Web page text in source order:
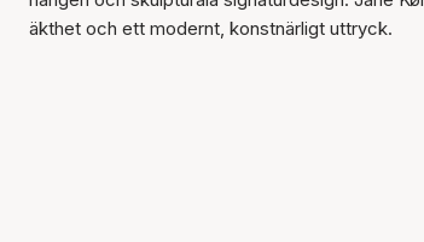
äkthet och ett modernt, konstnärligt uttryck.